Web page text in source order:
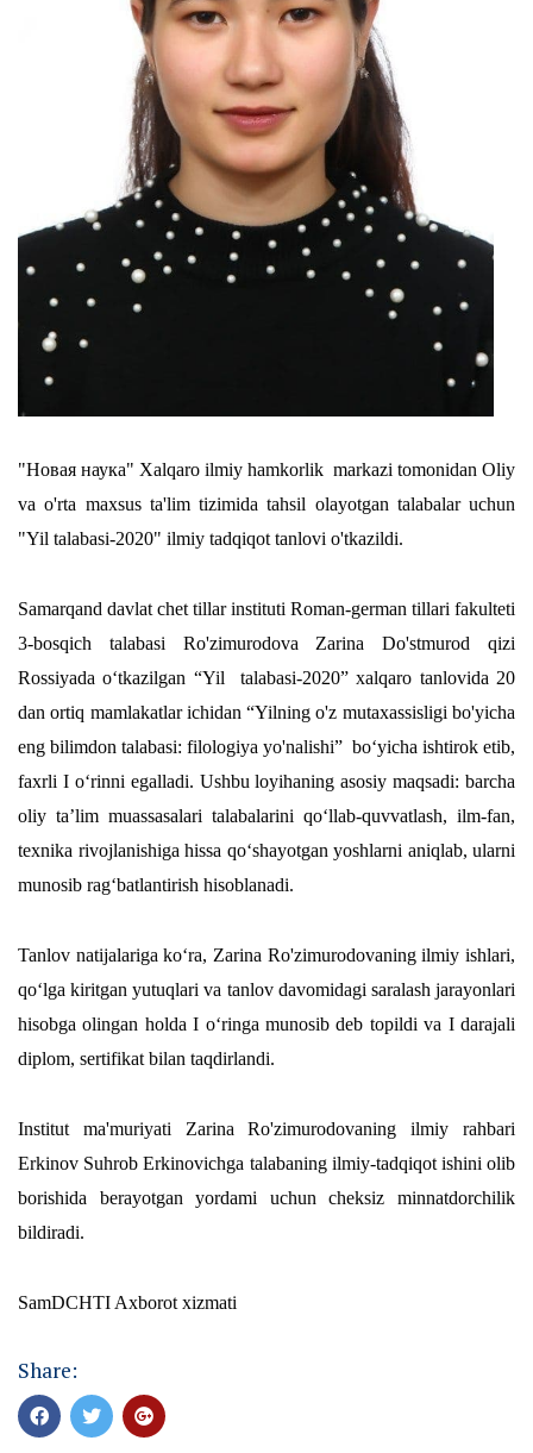
"Новая наука" Xalqaro ilmiy hamkorlik markazi tomonidan Oliy
va o'rta maxsus ta'lim tizimida tahsil olayotgan talabalar uchun
"Yil talabasi-2020" ilmiy tadqiqot tanlovi o'tkazildi.
Samarqand davlat chet tillar instituti Roman-german tillari fakulteti
3-bosqich talabasi Ro'zimurodova Zarina Do'stmurod qizi
Rossiyada oʻtkazilgan “Yil talabasi-2020” xalqaro tanlovida 20
dan ortiq mamlakatlar ichidan“Yilning o'z mutaxassisligi bo'yicha
eng bilimdon talabasi: filologiya yo'nalishi” boʻyicha ishtirok etib,
faxrli I oʻrinni egalladi. Ushbu loyihaning asosiy maqsadi: barcha
oliy taʼlim muassasalari talabalarini qoʻllab-quvvatlash, ilm-fan,
texnika rivojlanishiga hissa qoʻshayotgan yoshlarni aniqlab, ularni
munosib ragʻbatlantirish hisoblanadi.
Tanlov natijalariga koʻra, Zarina Ro'zimurodovaning ilmiy ishlari,
qoʻlga kiritgan yutuqlari va tanlov davomidagi saralash jarayonlari
hisobga olingan holda I oʻringa munosib deb topildi va I darajali
diplom, sertifikat bilan taqdirlandi.
Institut ma'muriyati Zarina Ro'zimurodovaning ilmiy rahbari
Erkinov Suhrob Erkinovichga talabaning ilmiy-tadqiqot ishini olib
borishida berayotgan yordami uchun cheksiz minnatdorchilik
bildiradi.
SamDCHTI Axborot xizmati
Share: